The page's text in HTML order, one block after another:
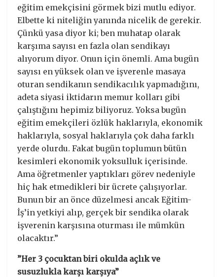
eğitim emekçisini görmek bizi mutlu ediyor.
Elbette ki niteliğin yanında nicelik de gerekir.
Çünkü yasa diyor ki; ben muhatap olarak
karşıma sayısı en fazla olan sendikayı
alıyorum diyor. Onun için önemli. Ama bugün
sayısı en yüksek olan ve işverenle masaya
oturan sendikanın sendikacılık yapmadığını,
adeta siyasi iktidarın memur kolları gibi
çalıştığını hepimiz biliyoruz. Yoksa bugün
eğitim emekçileri özlük haklarıyla, ekonomik
haklarıyla, sosyal haklarıyla çok daha farklı
yerde olurdu. Fakat bugün toplumun bütün
kesimleri ekonomik yoksulluk içerisinde.
Ama öğretmenler yaptıkları görev nedeniyle
hiç hak etmedikleri bir ücrete çalışıyorlar.
Bunun bir an önce düzelmesi ancak Eğitim-
İş’in yetkiyi alıp, gerçek bir sendika olarak
işverenin karşısına oturması ile mümkün
olacaktır.”
”Her 3 çocuktan biri okulda açlık ve
susuzlukla karşı karşıya”